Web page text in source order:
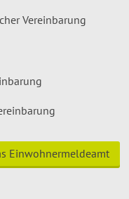
Vereinbarung
Einwohnermeldeamt